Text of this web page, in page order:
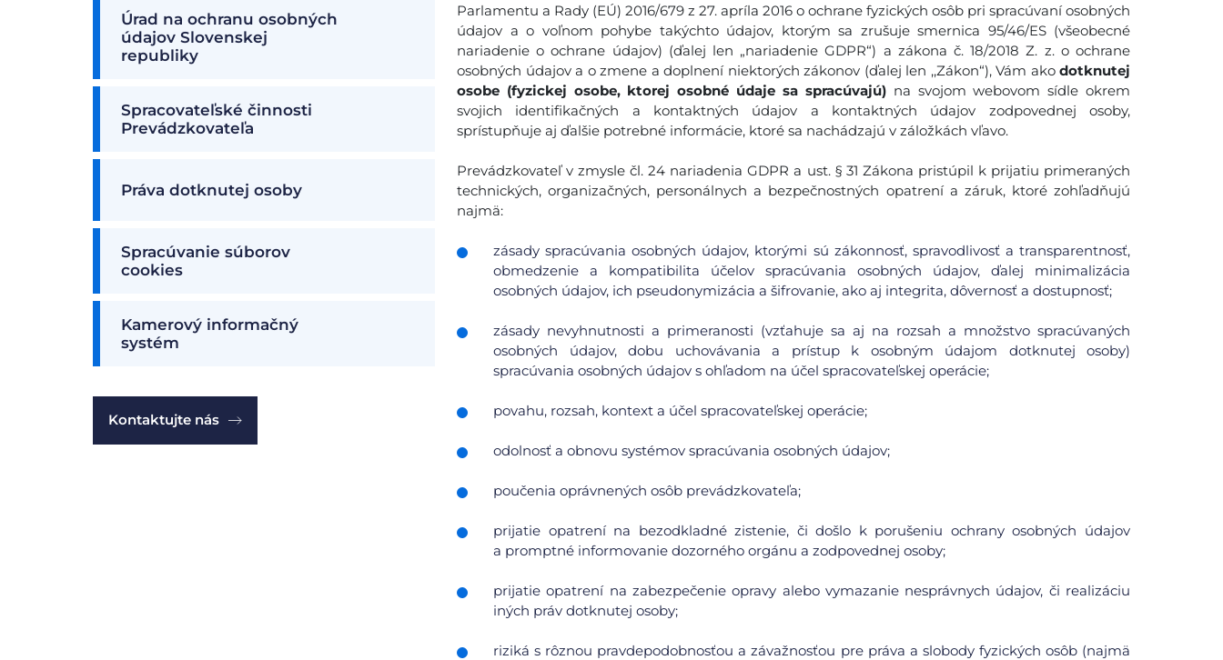
Úrad na ochranu osobných
údajov Slovenskej
republiky
Spracovateľské činnosti
Prevádzkovateľa
Práva dotknutej osoby
Spracúvanie súborov
cookies
Kamerový informačný
systém
Kontaktujte nás
Parlamentu a Rady (EÚ) 2016/679 z 27. apríla 2016 o ochrane fyzických osôb pri spracúvaní osobných
údajov a o voľnom pohybe takýchto údajov, ktorým sa zrušuje smernica 95/46/ES (všeobecné
nariadenie o ochrane údajov) (ďalej len „nariadenie GDPR“) a zákona č. 18/2018 Z. z. o ochrane
osobných údajov a o zmene a doplnení niektorých zákonov (ďalej len ,,Zákon“), Vám ako dotknutej
osobe (fyzickej osobe, ktorej osobné údaje sa spracúvajú)na svojom webovom sídle okrem
svojich identifikačných a kontaktných údajov a kontaktných údajov zodpovednej osoby,
sprístupňuje aj ďalšie potrebné informácie, ktoré sa nachádzajú v záložkách vľavo.
Prevádzkovateľ v zmysle čl. 24 nariadenia GDPR a ust. § 31 Zákona pristúpil k prijatiu primeraných
technických, organizačných, personálnych a bezpečnostných opatrení a záruk, ktoré zohľadňujú
najmä:
zásady spracúvania osobných údajov, ktorými sú zákonnosť, spravodlivosť a transparentnosť,
obmedzenie a kompatibilita účelov spracúvania osobných údajov, ďalej minimalizácia
osobných údajov, ich pseudonymizácia a šifrovanie, ako aj integrita, dôvernosť a dostupnosť;
zásady nevyhnutnosti a primeranosti (vzťahuje sa aj na rozsah a množstvo spracúvaných
osobných údajov, dobu uchovávania a prístup k osobným údajom dotknutej osoby)
spracúvania osobných údajov s ohľadom na účel spracovateľskej operácie;
povahu, rozsah, kontext a účel spracovateľskej operácie;
odolnosť a obnovu systémov spracúvania osobných údajov;
poučenia oprávnených osôb prevádzkovateľa;
prijatie opatrení na bezodkladné zistenie, či došlo k porušeniu ochrany osobných údajov
a promptné informovanie dozorného orgánu a zodpovednej osoby;
prijatie opatrení na zabezpečenie opravy alebo vymazanie nesprávnych údajov, či realizáciu
iných práv dotknutej osoby;
riziká s rôznou pravdepodobnosťou a závažnosťou pre práva a slobody fyzických osôb (najmä